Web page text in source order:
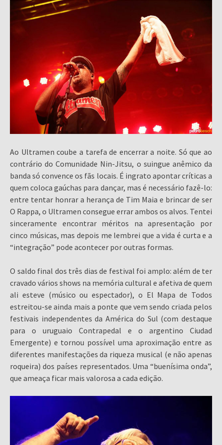
Ao Ultramen coube a tarefa de encerrar a noite. Só que ao
contrário do Comunidade Nin-Jitsu, o suingue anêmico da
banda só convence os fãs locais. É ingrato apontar críticas a
quem coloca gaúchas para dançar, mas é necessário fazê-lo:
entre tentar honrar a herança de Tim Maia e brincar de ser
O Rappa, o Ultramen consegue errar ambos os alvos. Tentei
sinceramente encontrar méritos na apresentação por
cinco músicas, mas depois me lembrei que a vida é curta e a
“integração” pode acontecer por outras formas.
O saldo final dos três dias de festival foi amplo: além de ter
cravado vários shows na memória cultural e afetiva de quem
ali esteve (músico ou espectador), o El Mapa de Todos
estreitou-se ainda mais a ponte que vem sendo criada pelos
festivais independentes da América do Sul (com destaque
para o uruguaio Contrapedal e o argentino Ciudad
Emergente) e tornou possível uma aproximação entre as
diferentes manifestações da riqueza musical (e não apenas
roqueira) dos países representados. Uma “buenísima onda”,
que ameaça ficar mais valorosa a cada edição.